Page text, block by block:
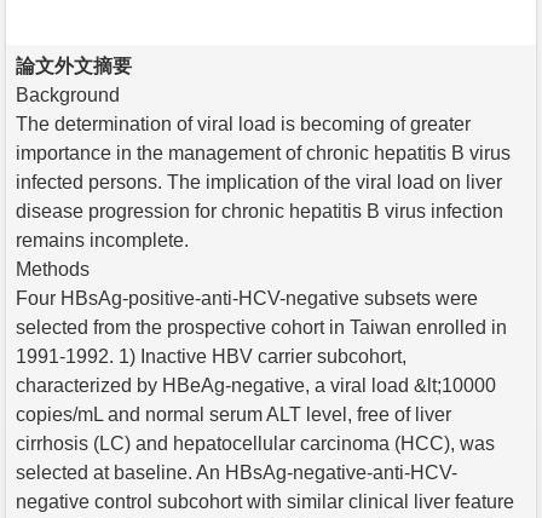
論文外文摘要
Background
The determination of viral load is becoming of greater
importance in the management of chronic hepatitis B virus
infected persons. The implication of the viral load on liver
disease progression for chronic hepatitis B virus infection
remains incomplete.
Methods
Four HBsAg-positive-anti-HCV-negative subsets were
selected from the prospective cohort in Taiwan enrolled in
1991-1992. 1) Inactive HBV carrier subcohort,
characterized by HBeAg-negative, a viral load &lt;10000
copies/mL and normal serum ALT level, free of liver
cirrhosis (LC) and hepatocellular carcinoma (HCC), was
selected at baseline. An HBsAg-negative-anti-HCV-
negative control subcohort with similar clinical liver feature